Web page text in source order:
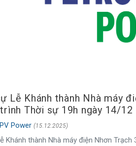
Lễ Khánh thành Nhà máy
Thời sự 19h ngày 14/12
Power (15.12.2025)
Khánh thành Nhà máy điện Nhơn